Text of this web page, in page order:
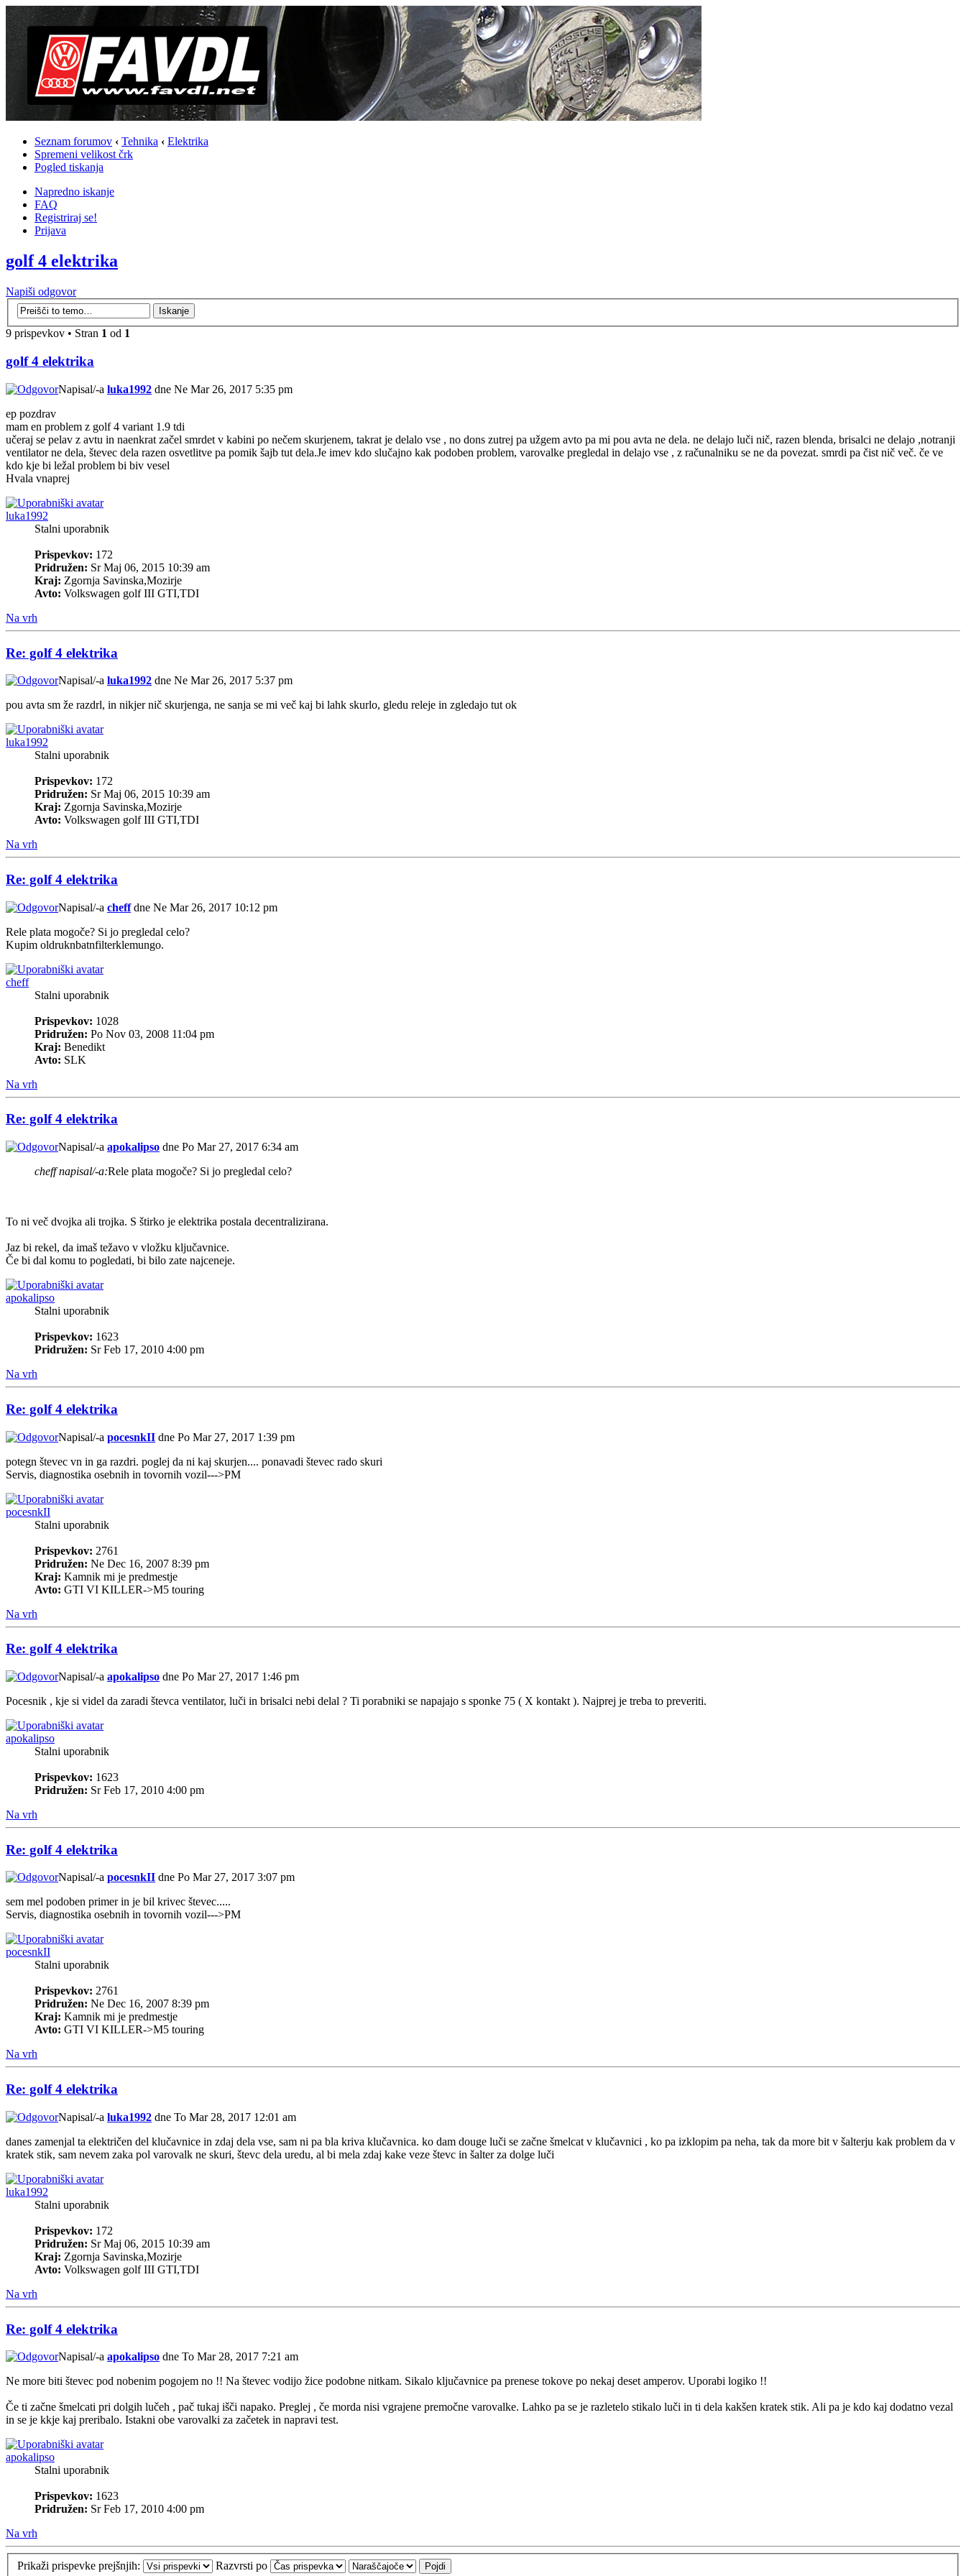
Seznam forumov ‹ Tehnika ‹ Elektrika
Spremeni velikost črk
Pogled tiskanja
Napredno iskanje
FAQ
Registriraj se!
Prijava
golf 4 elektrika
Napiši odgovor
9 prispevkov • Stran 1 od 1
golf 4 elektrika
Napisal/-a luka1992 dne Ne Mar 26, 2017 5:35 pm
ep pozdrav
mam en problem z golf 4 variant 1.9 tdi
učeraj se pelav z avtu in naenkrat začel smrdet v kabini po nečem skurjenem, takrat je delalo vse , no dons zutrej pa užgem avto pa mi pou avta ne dela. ne delajo luči nič, razen blenda, brisalci ne delajo ,notranji
ventilator ne dela, števec dela razen osvetlitve pa pomik šajb tut dela.Je imev kdo slučajno kak podoben problem, varovalke pregledal in delajo vse , z računalniku se ne da povezat. smrdi pa čist nič več. če ve
kdo kje bi ležal problem bi biv vesel
Hvala vnaprej
luka1992
Stalni uporabnik
Prispevkov: 172
Pridružen: Sr Maj 06, 2015 10:39 am
Kraj: Zgornja Savinska,Mozirje
Avto: Volkswagen golf III GTI,TDI
Na vrh
Re: golf 4 elektrika
Napisal/-a luka1992 dne Ne Mar 26, 2017 5:37 pm
pou avta sm že razdrl, in nikjer nič skurjenga, ne sanja se mi več kaj bi lahk skurlo, gledu releje in zgledajo tut ok
luka1992
Stalni uporabnik
Prispevkov: 172
Pridružen: Sr Maj 06, 2015 10:39 am
Kraj: Zgornja Savinska,Mozirje
Avto: Volkswagen golf III GTI,TDI
Na vrh
Re: golf 4 elektrika
Napisal/-a cheffdne Ne Mar 26, 2017 10:12 pm
Rele plata mogoče? Si jo pregledal celo?
Kupim oldruknbatnfilterklemungo.
cheff
Stalni uporabnik
Prispevkov: 1028
Pridružen: Po Nov 03, 2008 11:04 pm
Kraj: Benedikt
Avto: SLK
Na vrh
Re: golf 4 elektrika
Napisal/-a apokalipso dne Po Mar 27, 2017 6:34 am
cheff napisal/-a:Rele plata mogoče? Si jo pregledal celo?
To ni več dvojka ali trojka. S štirko je elektrika postala decentralizirana.
Jaz bi rekel, da imaš težavo v vložku ključavnice.
Če bi dal komu to pogledati, bi bilo zate najceneje.
apokalipso
Stalni uporabnik
Prispevkov: 1623
Pridružen: Sr Feb 17, 2010 4:00 pm
Na vrh
Re: golf 4 elektrika
Napisal/-a pocesnkII dne Po Mar 27, 2017 1:39 pm
potegn števec vn in ga razdri. poglej da ni kaj skurjen.... ponavadi števec rado skuri
Servis, diagnostika osebnih in tovornih vozil--->PM
pocesnkII
Stalni uporabnik
Prispevkov: 2761
Pridružen: Ne Dec 16, 2007 8:39 pm
Kraj: Kamnik mi je predmestje
Avto: GTI VI KILLER->M5 touring
Na vrh
Re: golf 4 elektrika
Napisal/-a apokalipso dne Po Mar 27, 2017 1:46 pm
Pocesnik , kje si videl da zaradi števca ventilator, luči in brisalci nebi delal ? Ti porabniki se napajajo s sponke 75 ( X kontakt ). Najprej je treba to preveriti.
apokalipso
Stalni uporabnik
Prispevkov: 1623
Pridružen: Sr Feb 17, 2010 4:00 pm
Na vrh
Re: golf 4 elektrika
Napisal/-a pocesnkII dne Po Mar 27, 2017 3:07 pm
sem mel podoben primer in je bil krivec števec.....
Servis, diagnostika osebnih in tovornih vozil--->PM
pocesnkII
Stalni uporabnik
Prispevkov: 2761
Pridružen: Ne Dec 16, 2007 8:39 pm
Kraj: Kamnik mi je predmestje
Avto: GTI VI KILLER->M5 touring
Na vrh
Re: golf 4 elektrika
Napisal/-a luka1992 dne To Mar 28, 2017 12:01 am
danes zamenjal ta električen del klučavnice in zdaj dela vse, sam ni pa bla kriva klučavnica. ko dam douge luči se začne šmelcat v klučavnici , ko pa izklopim pa neha, tak da more bit v šalterju kak problem da v
kratek stik, sam nevem zaka pol varovalk ne skuri, števc dela uredu, al bi mela zdaj kake veze števc in šalter za dolge luči
luka1992
Stalni uporabnik
Prispevkov: 172
Pridružen: Sr Maj 06, 2015 10:39 am
Kraj: Zgornja Savinska,Mozirje
Avto: Volkswagen golf III GTI,TDI
Na vrh
Re: golf 4 elektrika
Napisal/-a apokalipso dne To Mar 28, 2017 7:21 am
Ne more biti števec pod nobenim pogojem no !! Na števec vodijo žice podobne nitkam. Sikalo ključavnice pa prenese tokove po nekaj deset amperov. Uporabi logiko !!
Če ti začne šmelcati pri dolgih lučeh , pač tukaj išči napako. Preglej , če morda nisi vgrajene premočne varovalke. Lahko pa se je razletelo stikalo luči in ti dela kakšen kratek stik. Ali pa je kdo kaj dodatno vezal
in se je kkje kaj preribalo. Istakni obe varovalki za začetek in napravi test.
apokalipso
Stalni uporabnik
Prispevkov: 1623
Pridružen: Sr Feb 17, 2010 4:00 pm
Na vrh
Prikaži prispevke prejšnjih: Razvrsti po